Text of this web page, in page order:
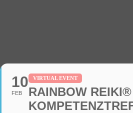
10
FEB
VIRTUAL EVENT
RAINBOW REIKI®